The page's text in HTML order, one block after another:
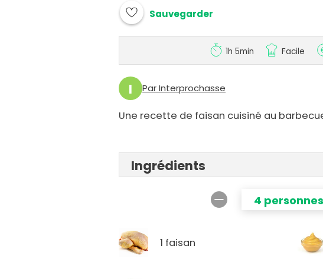
Sauvegarder
1h 5min Facile
I Par Interprochasse
Une recette de faisan cuisiné au
Ingrédients
4 personnes
1 faisan